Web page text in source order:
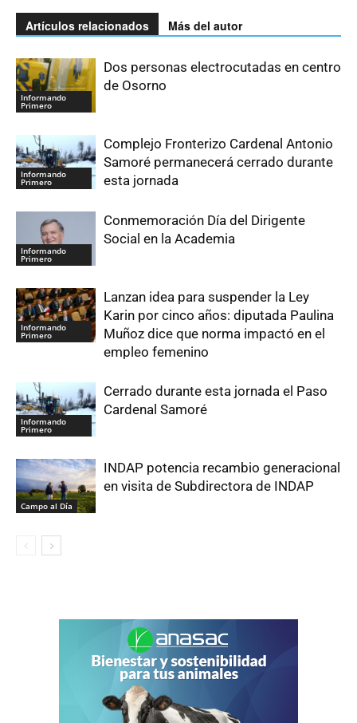
Artículos relacionados Más del autor
Informando
Primero
Dos personas electrocutadas en centro
de Osorno
Informando
Primero
Complejo Fronterizo Cardenal Antonio
Samoré permanecerá cerrado durante
esta jornada
Informando
Primero
Conmemoración Día del Dirigente
Social en la Academia
Informando
Primero
Lanzan idea para suspender la Ley
Karin por cinco años: diputada Paulina
Muñoz dice que norma impactó en el
empleo femenino
Informando
Primero
Cerrado durante esta jornada el Paso
Cardenal Samoré
Campo al Día
INDAP potencia recambio generacional
en visita de Subdirectora de INDAP